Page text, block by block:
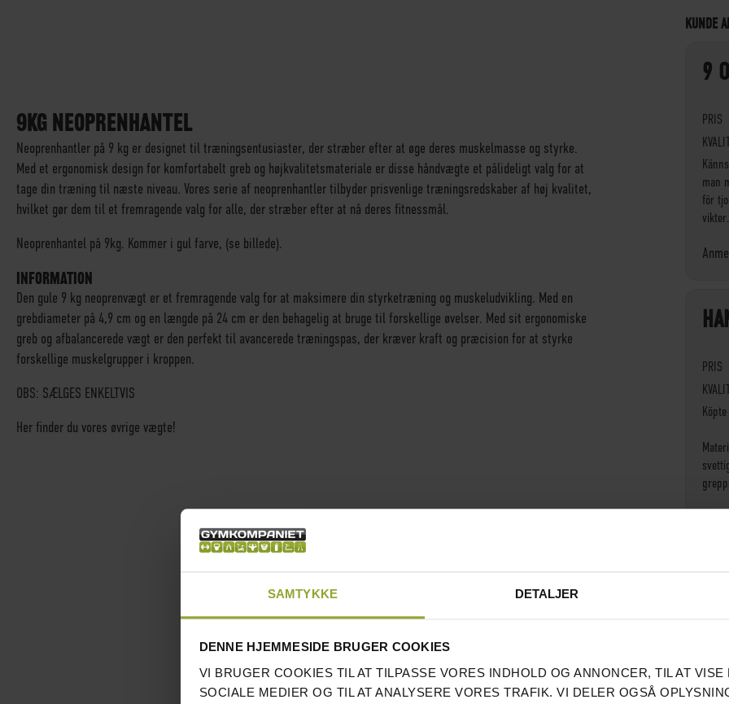
SAMTYKKE DETALJER
DENNE HJEMMESIDE BRUGER COOKIES
VI BRUGER COOKIES TIL AT TILPASSE VORES INDHOLD OG ANNONCER, TIL AT
SOCIALE MEDIER OG TIL AT ANALYSERE VORES TRAFIK. VI DELER OGSÅ
STARTEN
AF
BILLEDGALLERIET
KUNDE
9
PRIS
man
för
vikter.
PRIS
9KG NEOPRENHANTEL
Neoprenhantler på 9 kg er designet til træningsentusiaster, der stræber efter at øge deres muskelmasse og styrke.
Med et ergonomisk design for komfortabelt greb og højkvalitetsmateriale er disse håndvægte et pålideligt valg for at
tage din træning til næste niveau. Vores serie af neoprenhantler tilbyder prisvenlige træningsredskaber af høj kvalitet,
hvilket gør dem til et fremragende valg for alle, der stræber efter at nå deres fitnessmål.
Neoprenhantel på 9kg. Kommer i gul farve, (se billede).
INFORMATION
Den gule 9 kg neoprenvægt er et fremragende valg for at maksimere din styrketræning og muskeludvikling. Med en
grebdiameter på 4,9 cm og en længde på 24 cm er den behagelig at bruge til forskellige øvelser. Med sit ergonomiske
greb og afbalancerede vægt er den perfekt til avancerede træningspas, der kræver kraft og præcision for at styrke
forskellige muskelgrupper i kroppen.
OBS: SÆLGES ENKELTVIS
Her finder du vores øvrige vægte!